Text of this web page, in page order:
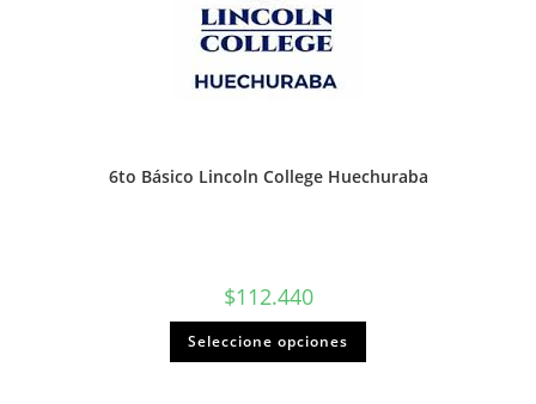
6to Básico Lincoln College Huechuraba
$112.440
Seleccione opciones